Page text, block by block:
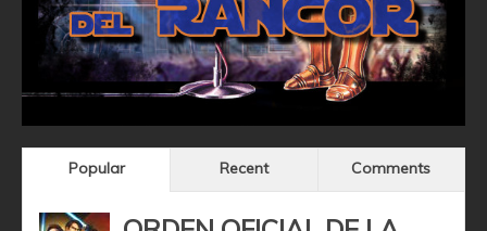
Popular Recent Comments